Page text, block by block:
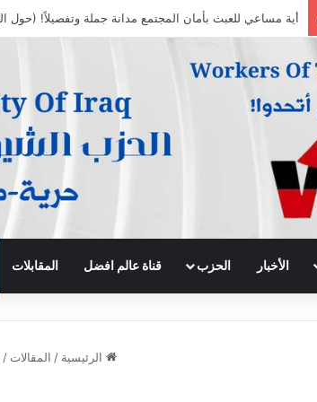
جريدة الى الامام العدد 296 – 28/07/2026
الأخبار الحزب قناة عالم افضل المقابلات
الرئيسية / المقالات /